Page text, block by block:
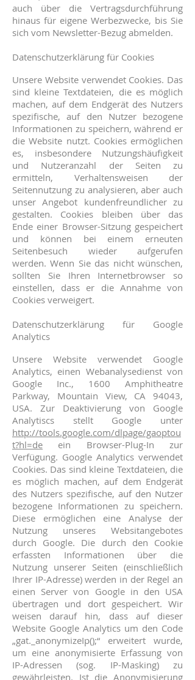
auch über die Vertragsdurchführung
hinaus für eigene Werbezwecke, bis Sie
sich vom Newsletter-Bezug abmelden.
Datenschutzerklärung für Cookies
Unsere Website verwendet Cookies. Das
sind kleine Textdateien, die es möglich
machen, auf dem Endgerät des Nutzers
spezifische, auf den Nutzer bezogene
Informationen zu speichern, während er
die Website nutzt. Cookies ermöglichen
es, insbesondere Nutzungshäufigkeit
und Nutzeranzahl der Seiten zu
ermitteln, Verhaltensweisen der
Seitennutzung zu analysieren, aber auch
unser Angebot kundenfreundlicher zu
gestalten. Cookies bleiben über das
Ende einer Browser-Sitzung gespeichert
und können bei einem erneuten
Seitenbesuch wieder aufgerufen
werden. Wenn Sie das nicht wünschen,
sollten Sie Ihren Internetbrowser so
einstellen, dass er die Annahme von
Cookies verweigert.
Datenschutzerklärung für Google
Analytics
Unsere Website verwendet Google
Analytics, einen Webanalysedienst von
Google Inc., 1600 Amphitheatre
Parkway, Mountain View, CA 94043,
USA. Zur Deaktivierung von Google
Analytiscs stellt Google unter
http://tools.google.com/dlpage/gaoptou
t?hl=de ein Browser-Plug-In zur
Verfügung. Google Analytics verwendet
Cookies. Das sind kleine Textdateien, die
es möglich machen, auf dem Endgerät
des Nutzers spezifische, auf den Nutzer
bezogene Informationen zu speichern.
Diese ermöglichen eine Analyse der
Nutzung unseres Websitangebotes
durch Google. Die durch den Cookie
erfassten Informationen über die
Nutzung unserer Seiten (einschließlich
Ihrer IP-Adresse) werden in der Regel an
einen Server von Google in den USA
übertragen und dort gespeichert. Wir
weisen darauf hin, dass auf dieser
Website Google Analytics um den Code
„gat._anonymizeIp();“ erweitert wurde,
um eine anonymisierte Erfassung von
IP-Adressen (sog. IP-Masking) zu
gewährleisten. Ist die Anonymisierung